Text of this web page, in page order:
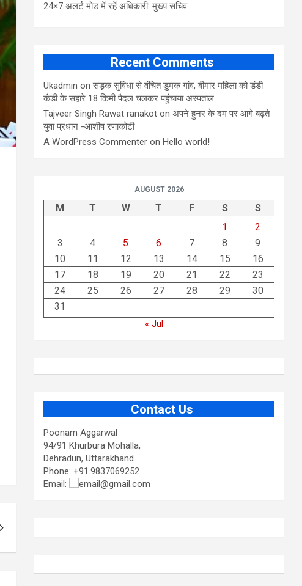
24×7 अलर्ट मोड में रहें अधिकारी: मुख्य सचिव
Recent Comments
Ukadmin onसड़क सुविधा से वंचित डुमक गांव, बीमार महिला को डंडी
कंडी के सहारे 18 किमी पैदल चलकर पहुंचाया अस्पताल
Tajveer Singh Rawat ranakot on अपने हुनर के दम पर आगे बढ़ते
युवा प्रधान -आशीष रणाकोटी
A WordPress Commenter on Hello world!
AUGUST 2026
M T W T F S
S
1
2
3
4 5 6 7 8
9
10
11 12 13 14 15
16
17
18 19 20 21 22
23
24
25 26 27 28 29
30
31
« Jul
Contact Us
Poonam Aggarwal
94/91 Khurbura Mohalla,
Dehradun, Uttarakhand
Phone: +91.9837069252
Email:
@gmail.com